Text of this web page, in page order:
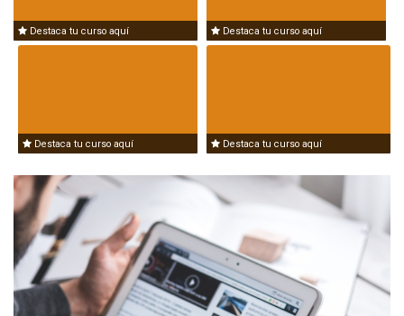
Destaca tu curso aquí Destaca tu curso aquí
Destaca tu curso aquí Destaca tu curso aquí